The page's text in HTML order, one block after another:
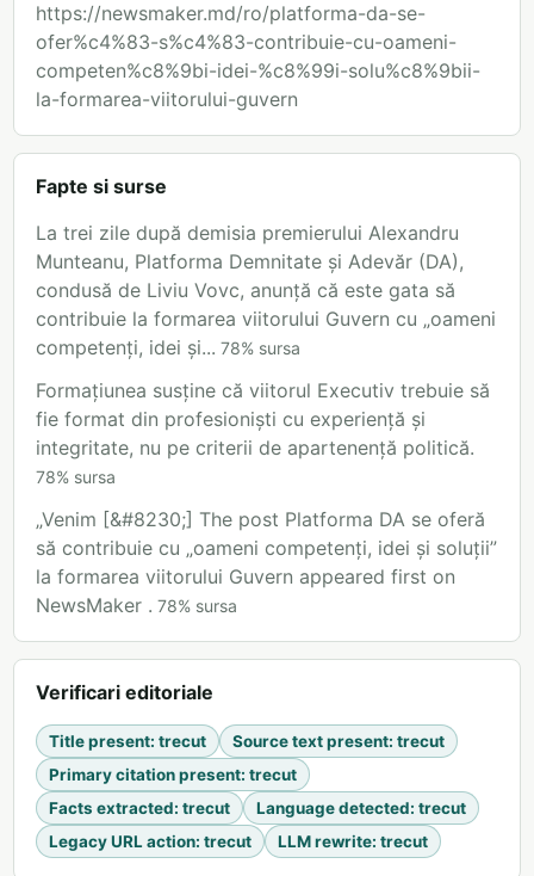
https://newsmaker.md/ro/platforma-da-se-
ofer%c4%83-s%c4%83-contribuie-cu-oameni-
competen%c8%9bi-idei-%c8%99i-solu%c8%9bii-
la-formarea-viitorului-guvern
Fapte si surse
La trei zile după demisia premierului Alexandru
Munteanu, Platforma Demnitate și Adevăr (DA),
condusă de Liviu Vovc, anunță că este gata să
contribuie la formarea viitorului Guvern cu „oameni
competenți, idei și... 78% sursa
Formațiunea susține că viitorul Executiv trebuie să
fie format din profesioniști cu experiență și
integritate, nu pe criterii de apartenență politică.
78% sursa
„Venim [&#8230;] The post Platforma DA se oferă
să contribuie cu „oameni competenți, idei și soluții”
la formarea viitorului Guvern appeared first on
NewsMaker . 78% sursa
Verificari editoriale
Title present: trecut Source text present: trecut
Primary citation present: trecut
Facts extracted: trecut Language detected: trecut
Legacy URL action: trecut LLM rewrite: trecut